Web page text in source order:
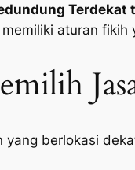
Terdekat
aturan
yang berlokasi